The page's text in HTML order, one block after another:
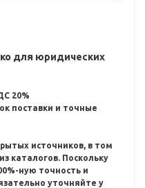
для юридических
20%
поставки и точные
источников, в том
каталогов. Поскольку
ную точность и
уточняйте у